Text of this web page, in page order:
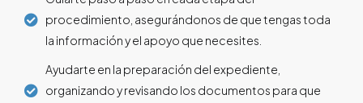
procedimiento, asegurándonos de que tengas toda
la información y el apoyo que necesites.
Ayudarte en la preparación del expediente,
organizando y revisando los documentos para que